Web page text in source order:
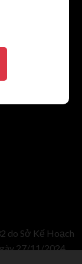
do Sở Kế Hoạch
27/11/2024